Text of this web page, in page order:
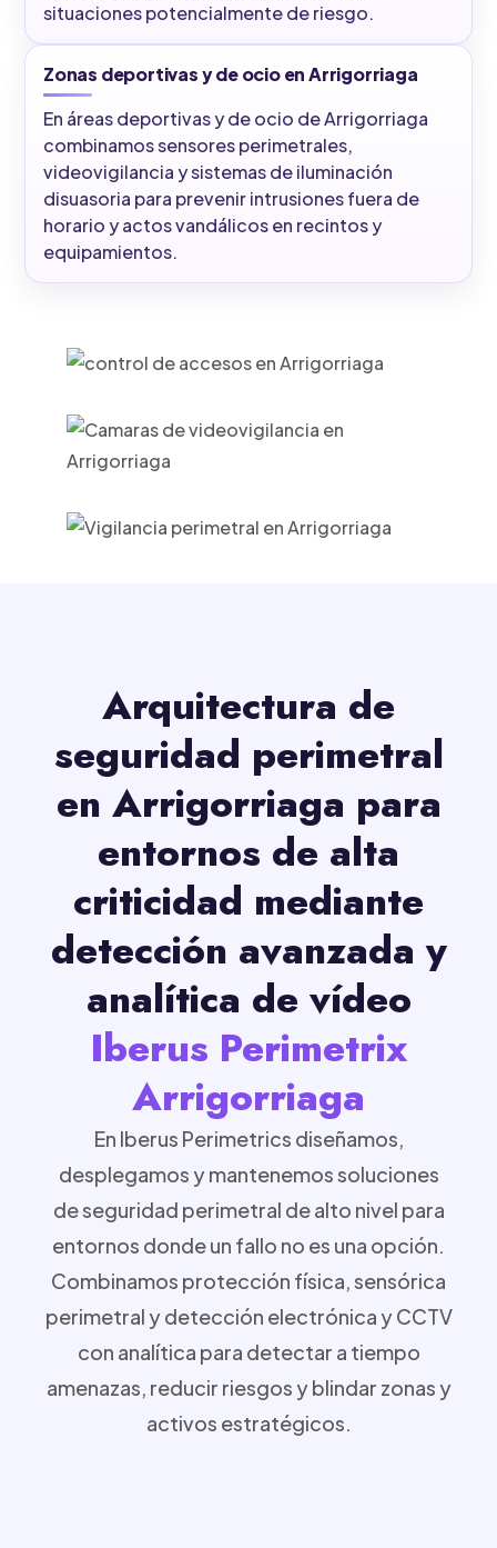
situaciones potencialmente de riesgo.
Zonas deportivas y de ocio en Arrigorriaga
En áreas deportivas y de ocio de Arrigorriaga
combinamos sensores perimetrales,
videovigilancia y sistemas de iluminación
disuasoria para prevenir intrusiones fuera de
horario y actos vandálicos en recintos y
equipamientos.
Arquitectura de
seguridad perimetral
en Arrigorriaga para
entornos de alta
criticidad mediante
detección avanzada y
analítica de vídeo
Iberus Perimetrix
Arrigorriaga
En Iberus Perimetrics diseñamos,
desplegamos y mantenemos soluciones
de seguridad perimetral de alto nivel para
entornos donde un fallo no es una opción.
Combinamos protección física, sensórica
perimetral y detección electrónica y CCTV
con analítica para detectar a tiempo
amenazas, reducir riesgos y blindar zonas y
activos estratégicos.